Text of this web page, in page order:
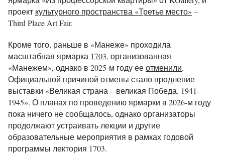
проект культурного пространства «Третье место» –
Third Place Art Fair.
Кроме того, раньше в «Манеже» проходила
масштабная ярмарка 1703, организованная
«Манежем», однако в 2025-м году ееотменили.
Официальной причиной отмены стало продление
выставки «Великая страна – великая Победа. 1941-
1945». О планах по проведению ярмарки в 2026-м году
пока ничего не сообщалось, однако организаторы
продолжают устраивать лекции и другие
образовательные мероприятия в рамках годовой
программы лектория 1703.